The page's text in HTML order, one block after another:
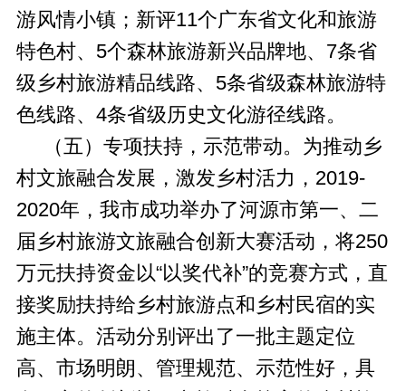
游风情小镇；新评11个广东省文化和旅游
特色村、5个森林旅游新兴品牌地、7条省
级乡村旅游精品线路、5条省级森林旅游特
色线路、4条省级历史文化游径线路。
（五）专项扶持，示范带动。 为推动乡
村文旅融合发展，激发乡村活力，2019-
2020年，我市成功举办了河源市第一、二
届乡村旅游文旅融合创新大赛活动，将250
万元扶持资金以“以奖代补”的竞赛方式，直
接奖励扶持给乡村旅游点和乡村民宿的实
施主体。活动分别评出了一批主题定位
高、市场明朗、管理规范、示范性好，具